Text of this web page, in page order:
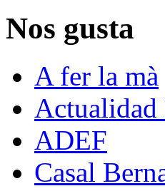
Nos gusta
A fer la mà
Actualidad
ADEF
Casal